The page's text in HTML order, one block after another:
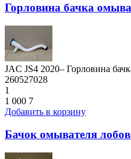
Горловина бачка
JAC JS4 2020– Горловина
260527028
1
1 000 7
Добавить в корзину
Бачок омывателя